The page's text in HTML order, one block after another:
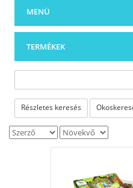
MENÜ
TERMÉKEK
Részletes keresés